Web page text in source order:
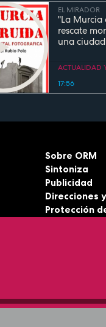
EL MIRADOR
"La Murcia
rescate
una
ACTUALIDAD
17:56
Sobre ORM
Sintoniza
Publicidad
Direcciones
Protección